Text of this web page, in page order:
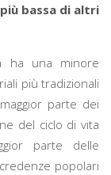
bassa di altri
ha una minore
più tradizionali
parte dei
del ciclo di vita
parte delle
popolari